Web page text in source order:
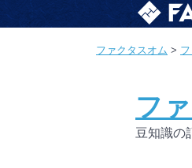
ファクタスオム >
フ
豆知識の